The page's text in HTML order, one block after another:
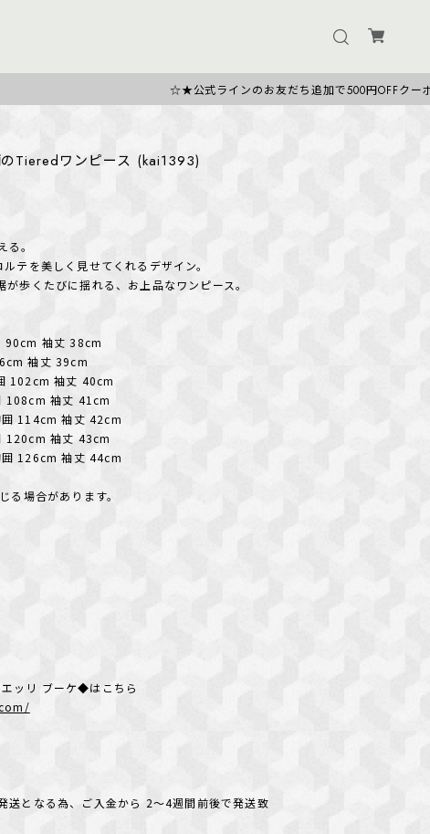
☆★公式ラインのお友だち追加で500円OFFクーポン★☆
Tieredワンピース (kai1393)
。
テを美しく見せてくれるデザイン。
歩くたびに揺れる、お上品なワンピース。
90cm 袖丈 38cm
袖丈 39cm
102cm 袖丈 40cm
108cm 袖丈 41cm
114cm 袖丈 42cm
120cm 袖丈 43cm
126cm 袖丈 44cm
場合があります。
ッリ ブーケ◆はこちら
送となる為、ご入金から 2～4週間前後で発送致